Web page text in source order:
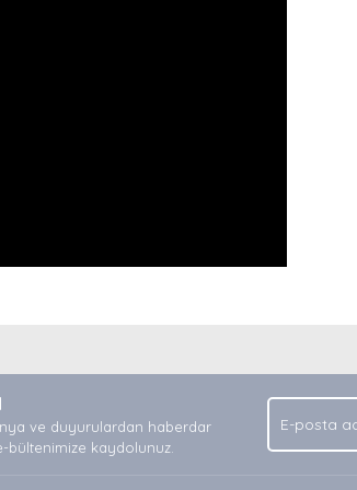
ve duyurulardan haberdar
bültenimize kaydolunuz.